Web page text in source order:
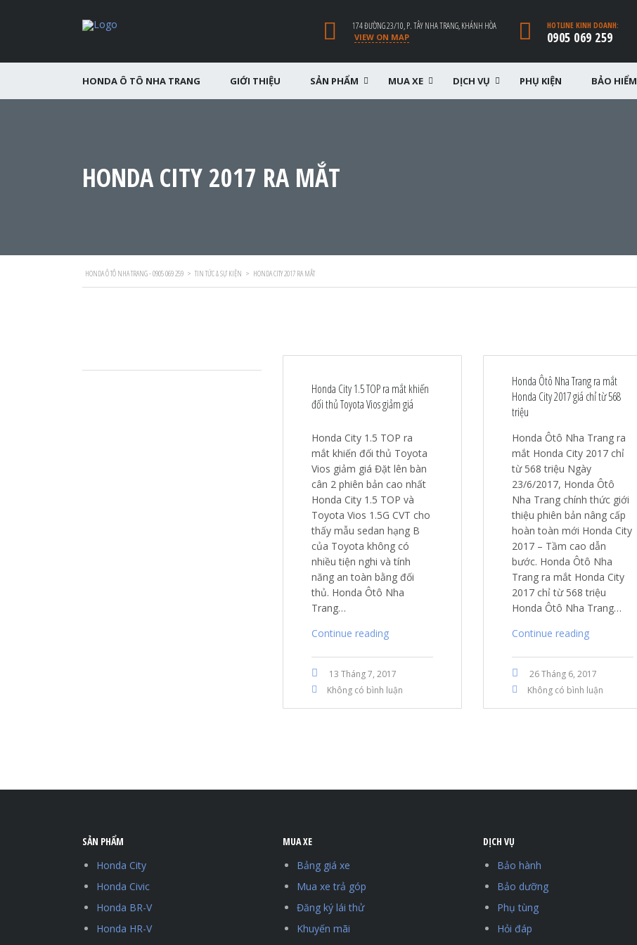
HOTLINE KINH DOANH:
0905 069 259
174 ĐƯỜNG 23/10, P. TÂY NHA TRANG, KHÁNH HÒA
VIEW ON MAP
HONDA Ô TÔ NHA TRANG GIỚI THIỆU SẢN PHẨM MUA XE DỊCH VỤ PHỤ KIỆN BẢO HIỂM
HONDA CITY 2017 RA MẮT
HONDA Ô TÔ NHA TRANG - 0905 069 259 > TIN TỨC & SỰ KIỆN > HONDA CITY 2017 RA MẮT
Honda City 1.5 TOP ra mắt khiến
đối thủ Toyota Vios giảm giá
Honda City 1.5 TOP ra
mắt khiến đối thủ Toyota
Vios giảm giá Đặt lên bàn
cân 2 phiên bản cao nhất
Honda City 1.5 TOP và
Toyota Vios 1.5G CVT cho
thấy mẫu sedan hạng B
của Toyota không có
nhiều tiện nghi và tính
năng an toàn bằng đối
thủ. Honda Ôtô Nha
Trang…
Continue reading
13 Tháng 7, 2017
Không có bình luận
Honda Ôtô Nha Trang ra mắt
Honda City 2017 giá chỉ từ 568
triệu
Honda Ôtô Nha Trang ra
mắt Honda City 2017 chỉ
từ 568 triệu Ngày
23/6/2017, Honda Ôtô
Nha Trang chính thức giới
thiệu phiên bản nâng cấp
hoàn toàn mới Honda City
2017 – Tầm cao dẫn
bước. Honda Ôtô Nha
Trang ra mắt Honda City
2017 chỉ từ 568 triệu
Honda Ôtô Nha Trang…
Continue reading
26 Tháng 6, 2017
Không có bình luận
SẢN PHẨM
Honda City
Honda Civic
Honda BR-V
Honda HR-V
MUA XE
Bảng giá xe
Mua xe trả góp
Đăng ký lái thử
Khuyến mãi
DỊCH VỤ
Bảo hành
Bảo dưỡng
Phụ tùng
Hỏi đáp